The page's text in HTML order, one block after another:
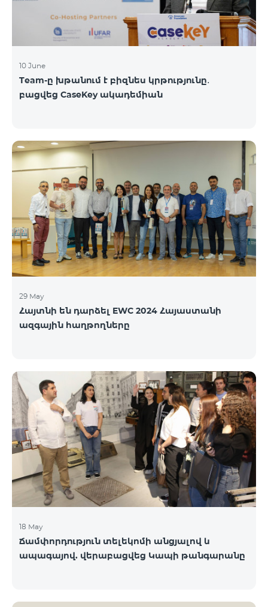
10 June
Team-ը խթանում է բիզնես կրթությունը․
բացվեց CaseKey ակադեմիան
29 May
Հայտնի են դարձել EWC 2024 Հայաստանի
ազգային հաղթողները
18 May
Ճամփորդություն տելեկոմի անցյալով և
ապագայով. վերաբացվեց Կապի թանգարանը